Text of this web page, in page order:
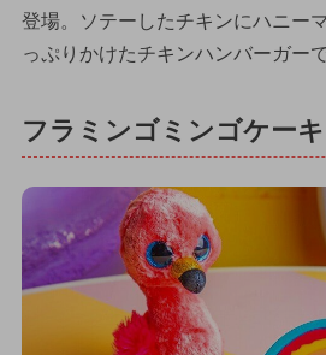
登場。ソテーしたチキンにハニー
っぷりかけたチキンハンバーガーで
フラミンゴミンゴケーキ